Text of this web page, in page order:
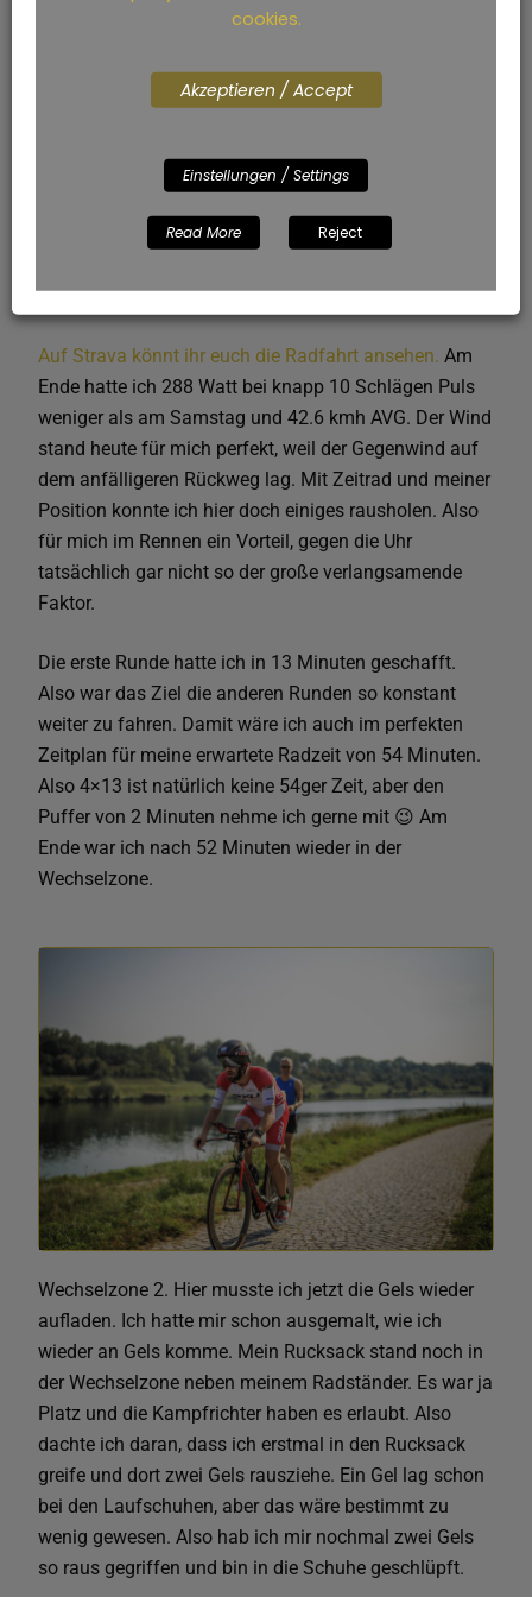
als am Samstag. Und dafür würde ich definitiv alles
dazu zählten auch zwei Gels in meinem Einteiler.
Leider waren die nach 1km auf dem Rad nicht mehr in
mir die beim Schwimmausstieg aus den Taschen
Gelflasche im Rahmen. Meine Reaktion darauf war
Laufen noch etwas Energie da ist.
Auf Strava könnt ihr euch die Radfahrt ansehen.Am
Ende hatte ich 288 Watt bei knapp 10 Schlägen Puls
weniger als am Samstag und 42.6 kmh AVG. Der Wind
stand heute für mich perfekt, weil der Gegenwind auf
dem anfälligeren Rückweg lag. Mit Zeitrad und meiner
Position konnte ich hier doch einiges rausholen. Also
für mich im Rennen ein Vorteil, gegen die Uhr
tatsächlich gar nicht so der große verlangsamende
Faktor.
Die erste Runde hatte ich in 13 Minuten geschafft.
Also war das Ziel die anderen Runden so konstant
weiter zu fahren. Damit wäre ich auch im perfekten
Zeitplan für meine erwartete Radzeit von 54 Minuten.
Also 4×13 ist natürlich keine 54ger Zeit, aber den
Puffer von 2 Minuten nehme ich gerne mit 😉 Am
Ende war ich nach 52 Minuten wieder in der
Wechselzone.
Wechselzone 2. Hier musste ich jetzt die Gels wieder
aufladen. Ich hatte mir schon ausgemalt, wie ich
wieder an Gels komme. Mein Rucksack stand noch in
der Wechselzone neben meinem Radständer. Es war ja
Platz und die Kampfrichter haben es erlaubt. Also
dachte ich daran, dass ich erstmal in den Rucksack
greife und dort zwei Gels rausziehe. Ein Gel lag schon
bei den Laufschuhen, aber das wäre bestimmt zu
wenig gewesen. Also hab ich mir nochmal zwei Gels
so raus gegriffen und bin in die Schuhe geschlüpft.
cookies.
Akzeptieren / Accept
Einstellungen / Settings
Read More Reject